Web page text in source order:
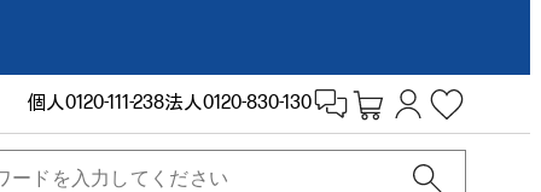
個人0120-111-238法人0120-830-130